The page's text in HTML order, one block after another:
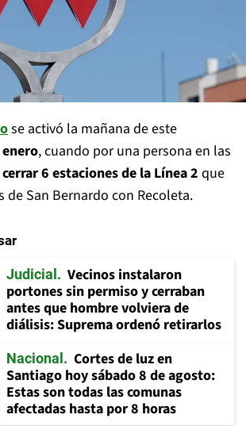
se activó la mañana de este
, cuando por una persona en las
cerrar 6 estaciones de la Línea 2 que
de San Bernardo con Recoleta.
Judicial
Vecinos instalaron
portones sin permiso y cerraban
antes que hombre volviera de
diálisis: Suprema ordenó retirarlos
Nacional
Cortes de luz en
Santiago hoy sábado 8 de agosto:
Estas son todas las comunas
afectadas hasta por 8 horas